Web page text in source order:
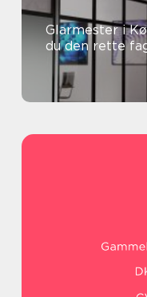
Glarmester i
du den rette